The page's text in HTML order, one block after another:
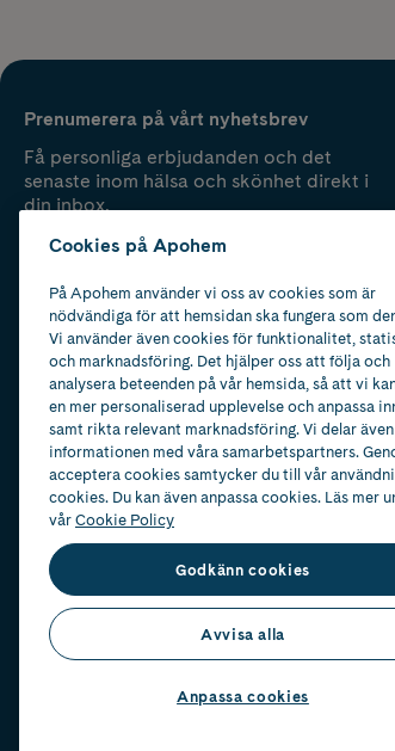
Prenumerera på vårt nyhetsbrev
Få personliga erbjudanden och det
senaste inom hälsa och skönhet direkt i
din inbox.
Cookies på Apohem
På Apohem använder vi oss av cookies som är
nödvändiga för att hemsidan ska fungera som
Vi använder även cookies för funktionalitet,
och marknadsföring. Det hjälper oss att följa och
analysera beteenden på vår hemsida, så att vi
en mer personaliserad upplevelse och anpassa
samt rikta relevant marknadsföring. Vi delar även
informationen med våra samarbetspartners.
acceptera cookies samtycker du till vår
cookies. Du kan även anpassa cookies. Läs mer
vårCookie Policy
Godkänn cookies
Avvisa alla
Anpassa cookies